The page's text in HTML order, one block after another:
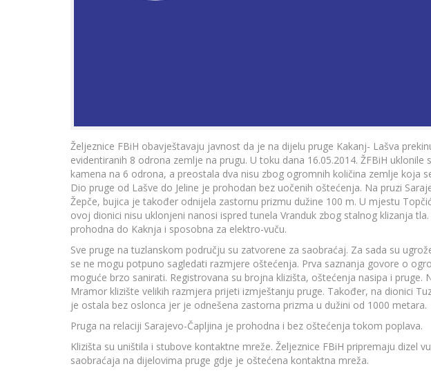
Željeznice FBiH obavještavaju javnost da je na dijelu pruge Kakanj- Lašva
evidentiranih 8 odrona zemlje na prugu. U toku dana 16.05.2014. ŽFBiH uklonile
kamena na 6 odrona, a preostala dva nisu zbog ogromnih količina zemlje koja
Dio pruge od Lašve do Jeline je prohodan bez uočenih oštećenja. Na pruzi
Žepče, bujica je također odnijela zastornu prizmu dužine 100 m. U mjestu
ovoj dionici nisu uklonjeni nanosi ispred tunela Vranduk zbog stalnog klizanja
prohodna do Kaknja i sposobna za elektro-vuču.
Sve pruge na tuzlanskom području su zatvorene za saobraćaj. Za sada su
se ne mogu potpuno sagledati razmjere oštećenja. Prva saznanja govore o
moguće brzo sanirati. Registrovana su brojna klizišta, oštećenja nasipa i pruge.
Mramor klizište velikih razmjera prijeti izmještanju pruge. Također, na dionici
je ostala bez oslonca jer je odnešena zastorna prizma u dužini od 1000 metara.
Pruga na relaciji Sarajevo-Čapljina je prohodna i bez oštećenja tokom poplava.
Klizišta su uništila i stubove kontaktne mreže. Željeznice FBiH pripremaju dizel
saobraćaja na dijelovima pruge gdje je oštećena kontaktna mreža.